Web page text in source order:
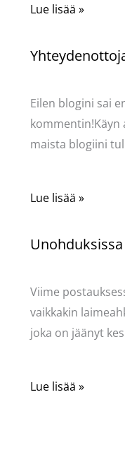
Lue lisää »
Eilen blogini sai
kommentin!Käyn
maista blogiini
Lue lisää »
Viime
vaikkakin
joka on jäänyt
Lue lisää »